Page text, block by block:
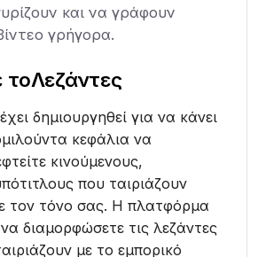
και να γράφουν
γρήγορα.
τοΛεζάντες
δημιουργηθεί για να κάνει
κεφάλια να
κινούμενους,
που ταιριάζουν
τον τόνο σας. Η πλατφόρμα
διαμορφώσετε τις λεζάντες
με το εμπορικό